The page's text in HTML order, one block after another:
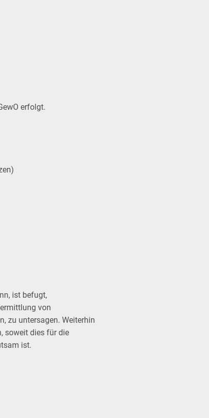
erfolgt.
ist befugt,
von
zu untersagen. Weiterhin
soweit dies für die
ist.